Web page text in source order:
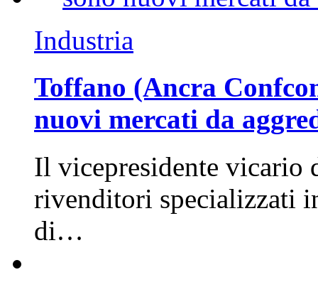
Industria
Toffano (Ancra
nuovi mercati da
Il vicepresidente vicario
rivenditori specializzati
di…